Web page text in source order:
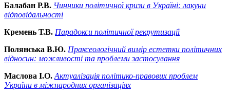
Балабан Р.В. Чинники політичної кризи в Україні: лакуни
відповідальності
Кремень Т.В. Парадокси політичної рекрутизації
Полянська В.Ю. Праксеологічний вимір естетки політичних
відносин: можливості та проблеми застосування
Маслова І.О. Актуалізація політико-правових проблем
України в міжнародних організаціях